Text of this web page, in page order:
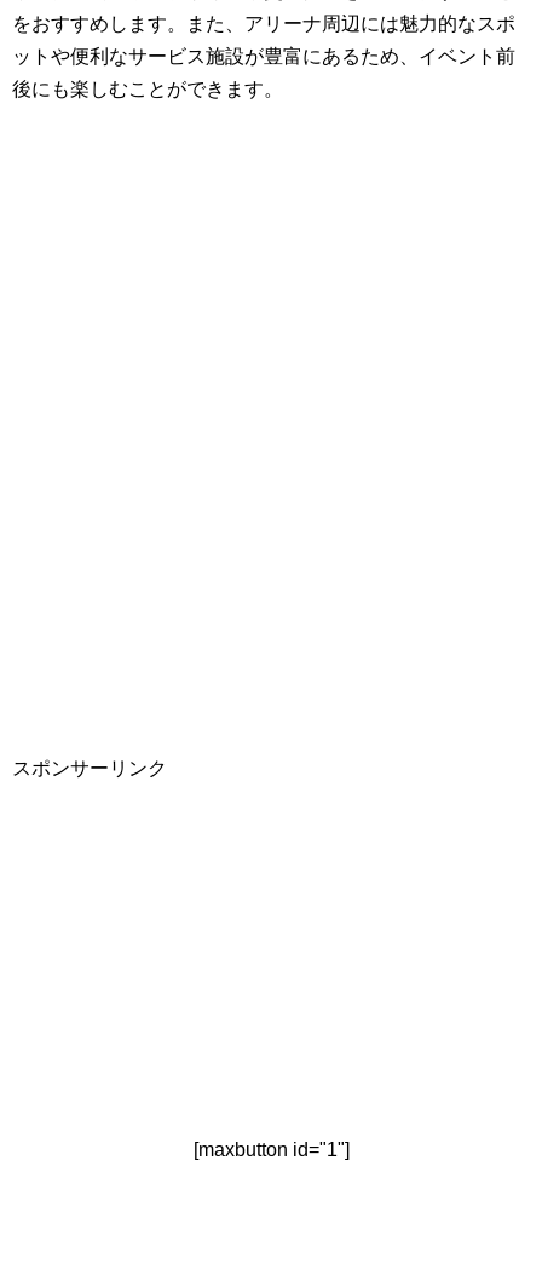
をおすすめします。また、アリーナ周辺には魅力的なスポ
ットや便利なサービス施設が豊富にあるため、イベント前
後にも楽しむことができます。
スポンサーリンク
[maxbutton id="1"]